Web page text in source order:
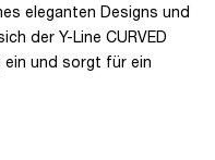
eleganten Designs und
der Y-Line CURVED
ein und sorgt für ein